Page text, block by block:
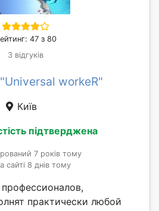
47 з 80
3 відгуків
workeR"
Київ
підтверджена
7 років тому
сайті 8 днів тому
практически любой